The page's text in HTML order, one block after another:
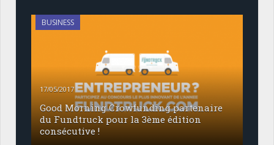
BUSINESS
17/05/2017
Good Morning Crowfunding partenaire
du Fundtruck pour la 3ème édition
consécutive !